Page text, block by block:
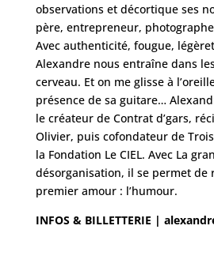
observations et décortique ses
père, entrepreneur,
Avec authenticité, fougue,
Alexandre nous entraîne dans
cerveau. Et on me glisse à
présence de sa guitare…
le créateur de Contrat d’gars,
Olivier, puis cofondateur de
la Fondation Le CIEL. Avec La
désorganisation, il se permet de
premier amour : l’humour.
INFOS & BILLETTERIE |